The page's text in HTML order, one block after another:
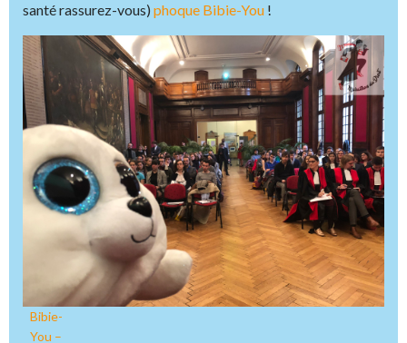
santé rassurez-vous) phoque Bibie-You !
Bibie-
You –